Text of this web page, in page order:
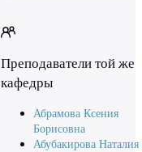
Преподаватели той же
кафедры
Абрамова Ксения
Борисовна
Абубакирова Наталия